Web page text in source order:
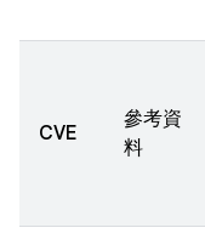
CVE
參考資
料